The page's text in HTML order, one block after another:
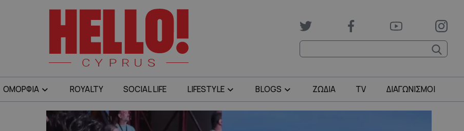
ΟΜΟΡΦΙΑ ROYALTY SOCIAL LIFE LIFESTYLE BLOGS ΖΩΔΙΑ TV ΔΙΑΓΩΝΙΣΜΟΙ